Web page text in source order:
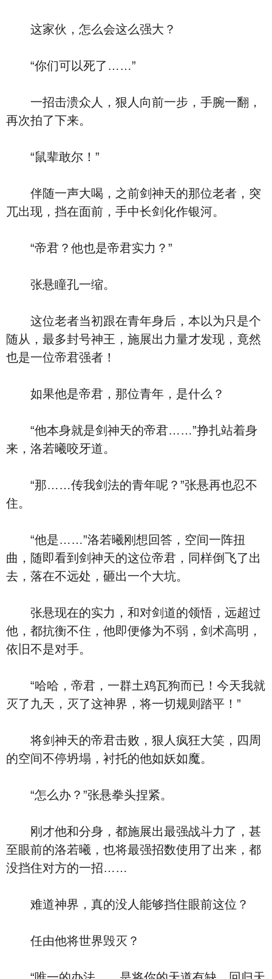
这家伙，怎么会这么强大？
“你们可以死了……”
一招击溃众人，狠人向前一步，手腕一翻，
再次拍了下来。
“鼠辈敢尔！”
伴随一声大喝，之前剑神天的那位老者，突
兀出现，挡在面前，手中长剑化作银河。
“帝君？他也是帝君实力？”
张悬瞳孔一缩。
这位老者当初跟在青年身后，本以为只是个
随从，最多封号神王，施展出力量才发现，竟然
也是一位帝君强者！
如果他是帝君，那位青年，是什么？
“他本身就是剑神天的帝君……”挣扎站着身
来，洛若曦咬牙道。
“那……传我剑法的青年呢？”张悬再也忍不
住。
“他是……”洛若曦刚想回答，空间一阵扭
曲，随即看到剑神天的这位帝君，同样倒飞了出
去，落在不远处，砸出一个大坑。
张悬现在的实力，和对剑道的领悟，远超过
他，都抗衡不住，他即便修为不弱，剑术高明，
依旧不是对手。
“哈哈，帝君，一群土鸡瓦狗而已！今天我就
灭了九天，灭了这神界，将一切规则踏平！”
将剑神天的帝君击败，狠人疯狂大笑，四周
的空间不停坍塌，衬托的他如妖如魔。
“怎么办？”张悬拳头捏紧。
刚才他和分身，都施展出最强战斗力了，甚
至眼前的洛若曦，也将最强招数使用了出来，都
没挡住对方的一招……
难道神界，真的没人能够挡住眼前这位？
任由他将世界毁灭？